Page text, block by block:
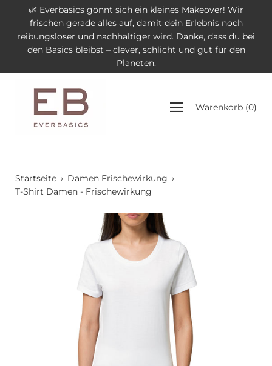
überspringen
🌿 Everbasics gönnt sich ein kleines Makeover! Wir
frischen gerade alles auf, damit dein Erlebnis noch
reibungsloser und nachhaltiger wird. Danke, dass du bei
den Basics bleibst – clever, schlicht und gut für den
Planeten.
Navigationsmenü
öffnen
Warenkorb (0)
Startseite › Damen Frischewirkung ›
T-Shirt Damen - Frischewirkung